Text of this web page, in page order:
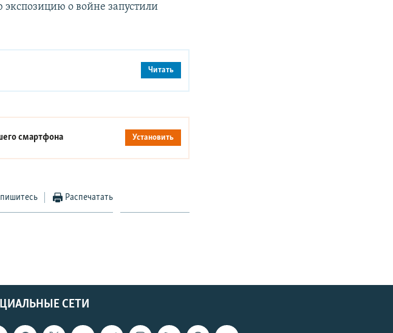
экспозицию о войне запустили
Читать
смартфона Установить
Распечатать
СЕТИ